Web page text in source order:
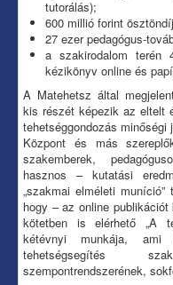
tutorálás);
600 millió forint
27 ezer pedagógus-
a szakirodalom terén
kézikönyv online és
A Matehetsz által
kis részét képezik az eltelt
tehetséggondozás
Központ és más
szakemberek,
hasznos – kutatási
„szakmai elméleti
hogy – az online
kötetben is elérhető „A
kétévnyi munkája, ami
tehetségsegítés
szempontrendszerének,